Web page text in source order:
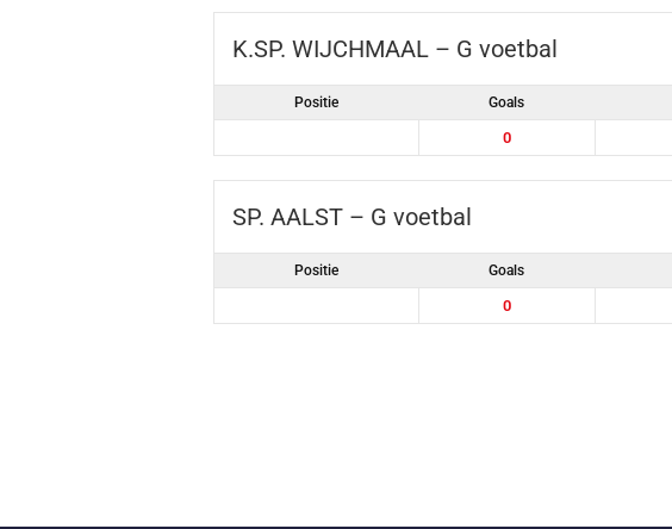
K.SP. WIJCHMAAL – G voetbal
Positie Goals
0
SP. AALST – G voetbal
Positie Goals
0